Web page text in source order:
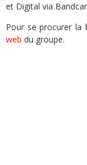
et Digital via
Pour se procurer la
web du groupe.